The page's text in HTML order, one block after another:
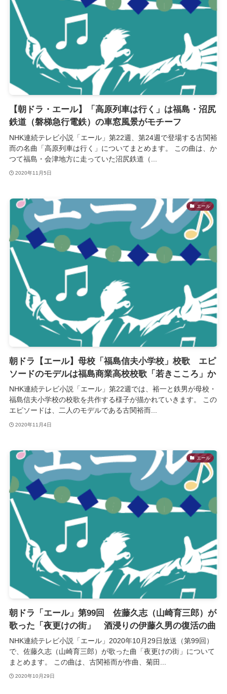
【朝ドラ・エール】「高原列車は行く」は福島・沼尻
鉄道（磐梯急行電鉄）の車窓風景がモチーフ
NHK連続テレビ小説「エール」第22週、第24週で登場する古関裕
而の名曲「高原列車は行く」についてまとめます。 この曲は、か
つて福島・会津地方に走っていた沼尻鉄道（...
2020年11月5日
エール
朝ドラ【エール】母校「福島信夫小学校」校歌 エピ
ソードのモデルは福島商業高校校歌「若きこころ」か
NHK連続テレビ小説「エール」第22週では、裕一と鉄男が母校・
福島信夫小学校の校歌を共作する様子が描かれていきます。 この
エピソードは、二人のモデルである古関裕而...
2020年11月4日
エール
朝ドラ「エール」第99回 佐藤久志（山崎育三郎）が
歌った「夜更けの街」 酒浸りの伊藤久男の復活の曲
NHK連続テレビ小説「エール」2020年10月29日放送（第99回）
で、佐藤久志（山崎育三郎）が歌った曲「夜更けの街」について
まとめます。 この曲は、古関裕而が作曲、菊田...
2020年10月29日